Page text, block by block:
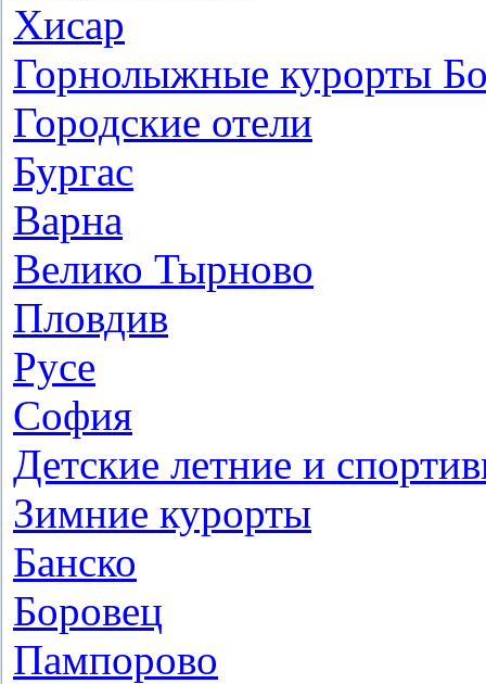
Хисар
Горнолыжные курорты
Городские отели
Бургас
Варна
Велико Тырново
Пловдив
Русе
София
Детские летние и
Зимние курорты
Банско
Боровец
Пампорово